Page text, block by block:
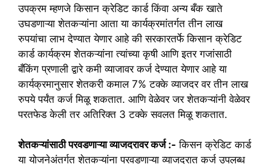
उपक्रम म्हणजे किसान क्रेडिट कार्ड किंवा अन्य बँक खाते
उघडणाऱ्या शेतकऱ्यांना आता या कार्यक्रमांतर्गत तीन लाख
रुपयांचा लाभ देण्यात येणार आहे की सरकारतर्फे किसान क्रेडिट
कार्ड कार्यक्रम शेतकऱ्यांना त्यांच्या कृषी आणि इतर गजांसाठी
बँकिंग प्रणाली द्वारे कमी व्याजावर कर्ज देण्यात येणार आहे या
कार्यक्रमानुसार शेतकरी कमाल 7% टक्के व्याजदर वर तीन लाख
रुपये पर्यंत कर्ज मिळू शकतात. आणि वेळेवर जर शेतकऱ्यांनी वेळेवर
परतफेड केली तर अतिरिक्त 3 टक्के सवलत मिळू शकतात.
शेतकऱ्यांसाठी परवडणाऱ्या व्याजदरावर कर्ज :- किसन क्रेडिट कार्ड
या योजनेअंतर्गत शेतकऱ्यांना परवडणाऱ्या व्याजदरात कर्ज उपलब्ध